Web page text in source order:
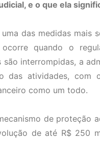
e o que ela
das medidas mais
ocorre quando o
são interrompidas, a
das atividades,
como um todo.
de proteção
de até R$ 250